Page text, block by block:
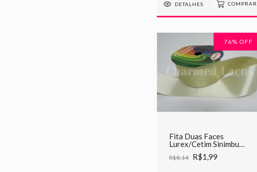
DETALHES COMPRAR
76% OFF
Fita Duas Faces
Lurex/Cetim Sinimbu
C02 Palha
R$8,14 R$1,99